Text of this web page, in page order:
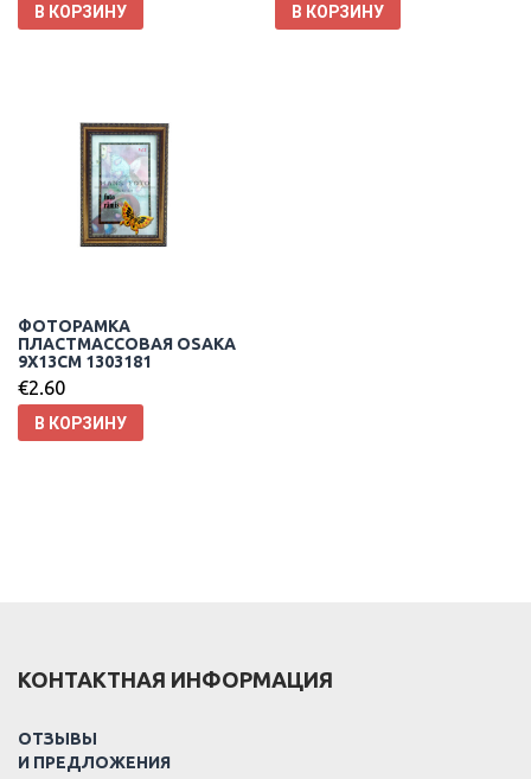
В КОРЗИНУ В КОРЗИНУ
ФОТОРАМКА
ПЛАСТМАССОВАЯ OSAKA
9X13CM 1303181
€2.60
В КОРЗИНУ
КОНТАКТНАЯ ИНФОРМАЦИЯ
ОТЗЫВЫ
И ПРЕДЛОЖЕНИЯ